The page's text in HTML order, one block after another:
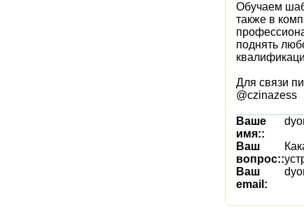
Обучаем
также в
поднять
Для связи
@czinazess
Ваше
имя::
Ваш
вопрос::
Ваш
email: